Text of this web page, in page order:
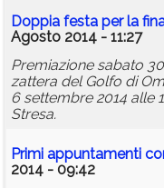
Doppia festa per la
Agosto 2014 - 11:27
Premiazione sabato
zattera del Golfo di
6 settembre 2014 alle
Stresa.
Primi appuntamenti
2014 - 09:42